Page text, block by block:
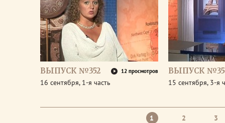
ВЫПУСК №352 12 просмотров
16 сентября, 1-я часть
ВЫПУСК
15 сентября, 3-я
1 2 3